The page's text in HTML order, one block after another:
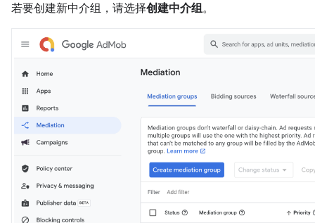
若要创建新中介组，请选择创建中介组。